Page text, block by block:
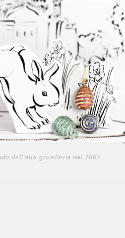
dell'alta gioielleria nel 2007